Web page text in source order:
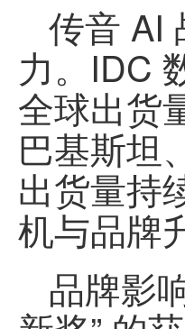
传音 AI
力。IDC
全球出货
巴基斯坦
出货量持
机与品牌
品牌影